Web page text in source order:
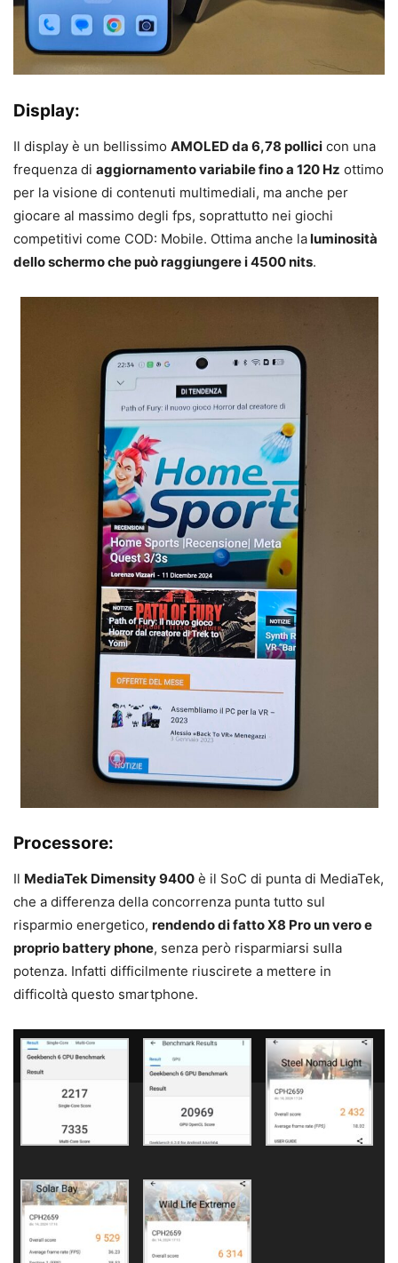
Display:
Il display è un bellissimo AMOLED da 6,78 pollici con una
frequenza di aggiornamento variabile fino a 120 Hz ottimo
per la visione di contenuti multimediali, ma anche per
giocare al massimo degli fps, soprattutto nei giochi
competitivi come COD: Mobile. Ottima anche laluminosità
dello schermo che può raggiungere i 4500 nits.
Processore:
Il MediaTek Dimensity 9400 è il SoC di punta di MediaTek,
che a differenza della concorrenza punta tutto sul
risparmio energetico, rendendo di fatto X8 Pro un vero e
proprio battery phone, senza però risparmiarsi sulla
potenza. Infatti difficilmente riuscirete a mettere in
difficoltà questo smartphone.